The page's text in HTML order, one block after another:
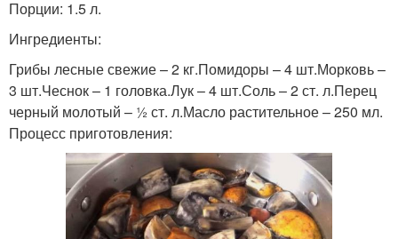
Порции: 1.5 л.
Ингредиенты:
Грибы лесные свежие – 2 кг.Помидоры – 4 шт.Морковь –
3 шт.Чеснок – 1 головка.Лук – 4 шт.Соль – 2 ст. л.Перец
черный молотый – ½ ст. л.Масло растительное – 250 мл.
Процесс приготовления: